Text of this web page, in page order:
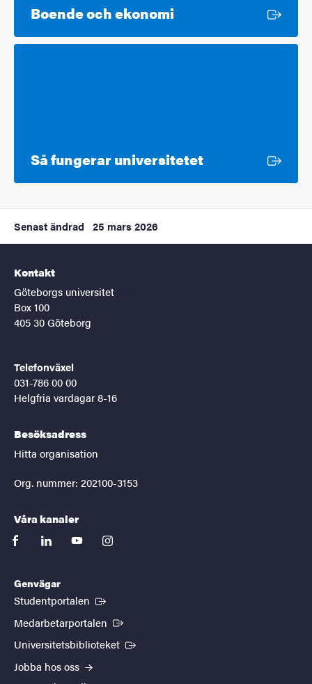
Boende och ekonomi
Så fungerar universitetetExtern länk
Senast ändrad 25 mars 2026
Kontakt
Göteborgs universitet
Box 100
405 30 Göteborg
Telefonväxel
031-786 00 00
Helgfria vardagar 8-16
Besöksadress
Hitta organisation
Org. nummer: 202100-3153
Våra kanaler
facebooklinkedinyoutubeinstagram
Genvägar
Studentportalen (Extern länk)
Medarbetarportalen (Extern länk)
Universitetsbiblioteket (Extern länk)
Jobba hos oss